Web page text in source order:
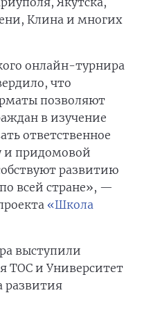
Клина и многих
онлайн-турнира
что
позволяют
в изучение
ответственное
и придомовой
развитию
всей стране», —
«Школа
выступили
ТОС и Университет
развития